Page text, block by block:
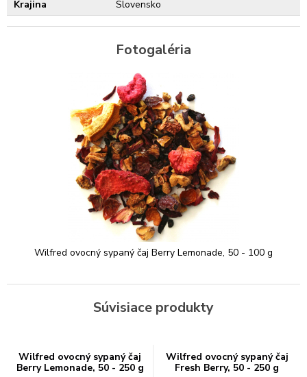
Krajina Slovensko
Fotogaléria
Wilfred ovocný sypaný čaj Berry Lemonade, 50 - 100 g
Súvisiace produkty
Wilfred ovocný sypaný čaj
Berry Lemonade, 50 - 250 g
Wilfred ovocný sypaný čaj
Fresh Berry, 50 - 250 g